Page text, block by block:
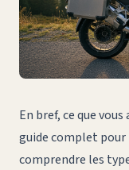
En bref, ce que
guide complet
comprendre les